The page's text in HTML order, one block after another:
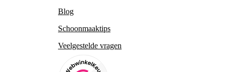
Blog
Schoonmaaktips
Veelgestelde vragen